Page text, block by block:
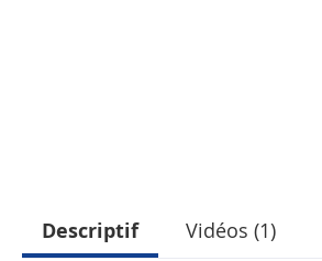
Descriptif Vidéos (1)